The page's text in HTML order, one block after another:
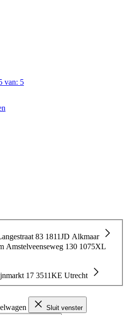
van: 5
83 1811JD Alkmaar
Amstelveenseweg 130 1075XL
17 3511KE Utrecht
Sluit venster